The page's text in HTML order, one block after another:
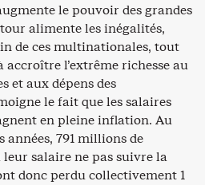
le pouvoir des grandes
alimente les inégalités,
de ces multinationales, tout
l’extrême richesse au
et aux dépens des
le fait que les salaires
en pleine inflation. Au
années, 791 millions de
salaire ne pas suivre la
donc perdu collectivement 1